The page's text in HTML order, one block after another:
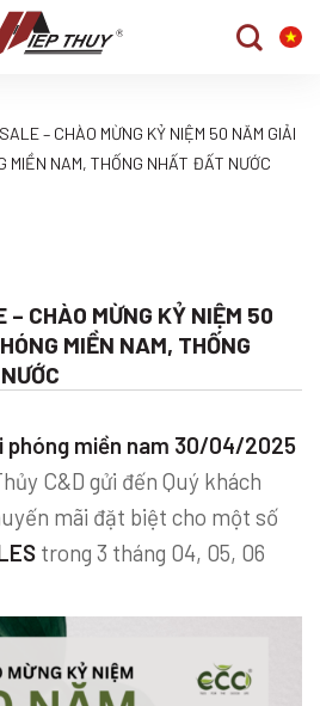
– CHÀO MỪNG KỶ NIỆM 50 NĂM GIẢI
MIỀN NAM, THỐNG NHẤT ĐẤT NƯỚC
– CHÀO MỪNG KỶ NIỆM 50
MIỀN NAM, THỐNG
phóng miền nam 30/04/2025
C&D gửi đến Quý khách
mãi đặt biệt cho một số
trong 3 tháng 04, 05, 06